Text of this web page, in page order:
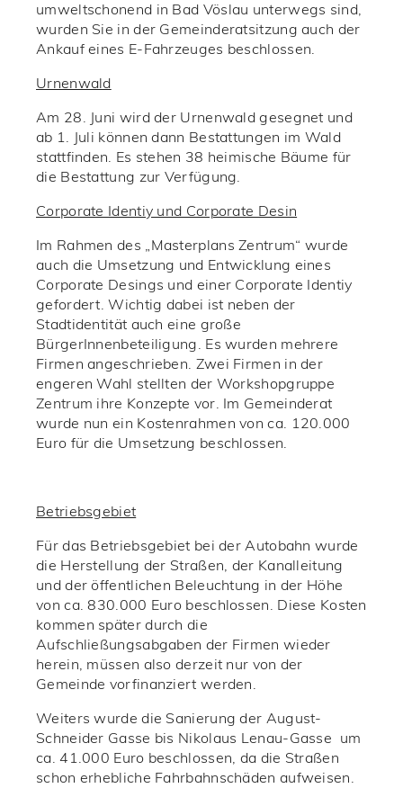
umweltschonend in Bad Vöslau unterwegs sind,
wurden Sie in der Gemeinderatsitzung auch der
Ankauf eines E-Fahrzeuges beschlossen.
Urnenwald
Am 28. Juni wird der Urnenwald gesegnet und
ab 1. Juli können dann Bestattungen im Wald
stattfinden. Es stehen 38 heimische Bäume für
die Bestattung zur Verfügung.
Corporate Identiy und Corporate Desin
Im Rahmen des „Masterplans Zentrum“ wurde
auch die Umsetzung und Entwicklung eines
Corporate Desings und einer Corporate Identiy
gefordert. Wichtig dabei ist neben der
Stadtidentität auch eine große
BürgerInnenbeteiligung. Es wurden mehrere
Firmen angeschrieben. Zwei Firmen in der
engeren Wahl stellten der Workshopgruppe
Zentrum ihre Konzepte vor. Im Gemeinderat
wurde nun ein Kostenrahmen von ca. 120.000
Euro für die Umsetzung beschlossen.
Betriebsgebiet
Für das Betriebsgebiet bei der Autobahn wurde
die Herstellung der Straßen, der Kanalleitung
und der öffentlichen Beleuchtung in der Höhe
von ca. 830.000 Euro beschlossen. Diese Kosten
kommen später durch die
Aufschließungsabgaben der Firmen wieder
herein, müssen also derzeit nur von der
Gemeinde vorfinanziert werden.
Weiters wurde die Sanierung der August-
Schneider Gasse bis Nikolaus Lenau-Gasse um
ca. 41.000 Euro beschlossen, da die Straßen
schon erhebliche Fahrbahnschäden aufweisen.